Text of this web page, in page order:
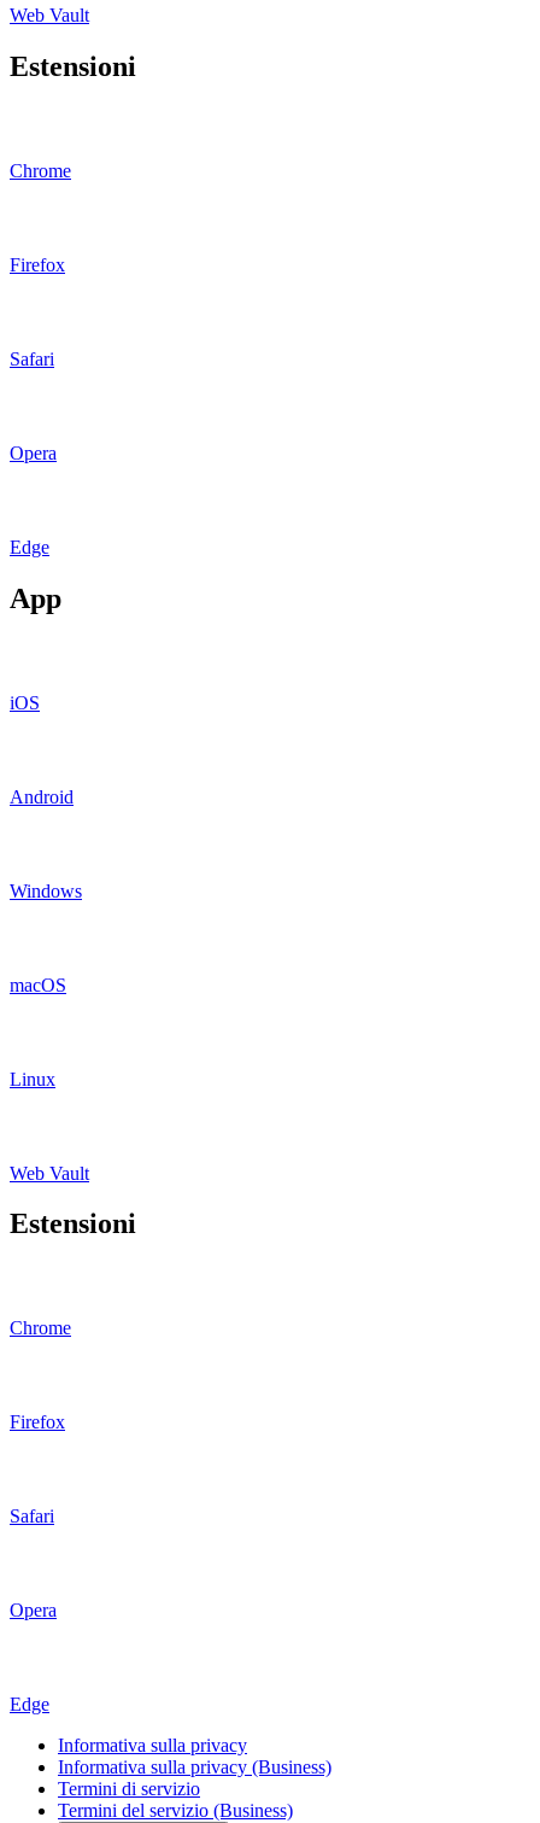
Web Vault
Estensioni
Chrome
Firefox
Safari
Opera
Edge
App
iOS
Android
Windows
macOS
Linux
Web Vault
Estensioni
Chrome
Firefox
Safari
Opera
Edge
Informativa sulla privacy
Informativa sulla privacy (Business)
Termini di servizio
Termini del servizio (Business)